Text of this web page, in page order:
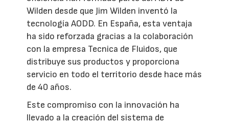
Wilden desde que Jim Wilden inventó la
tecnología AODD. En España, esta ventaja
ha sido reforzada gracias a la colaboración
con la empresa Tecnica de Fluidos, que
distribuye sus productos y proporciona
servicio en todo el territorio desde hace más
de 40 años.
Este compromiso con la innovación ha
llevado a la creación del sistema de